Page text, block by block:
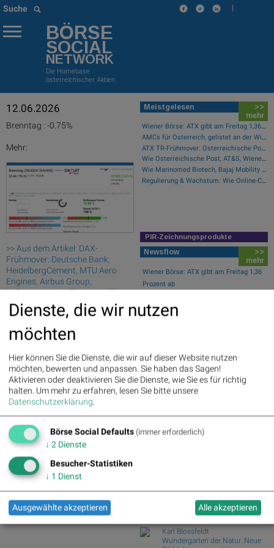
Suche |
BÖRSE
SOCIAL
NETWORK
Die Homebase
österreichischer Aktien
12.06.2026
Brenntag : -0.75%
Mehr:
>> Aus dem Artikel: DAX-
Frühmover: Deutsche Bank,
HeidelbergCement, MTU Aero
Engines, Airbus Group,
Volkswagen Vz., Rheinmetall,
Brenntag, Scout24, BASF und
Deutsche Boerse
Palfinger : 1.32%
CA Immo : 0.21%» Details
Uniqa : 0.05%» Details
DO&CO : 0.00%» Details
Erste Group : -1.19%» Details
Bawag : -1.34%» Details
AT&S : -2.23%
Österreichische Post : -4.48%»
Details
Meistgelesen
>>
mehr
Wiener Börse: ATX gibt am Freitag 1,36 Prozent ab
AMCs für Österreich, gelistet an der Wiener Börse
ATX TR-Frühmover: Österreichische Post, AT&S, Strabag, Bawag, Palfinger, Erste Group, voestalpine, CA Immo, Uniqa und DO&CO
Wie Österreichische Post, AT&S, Wienerberger, Palfinger, Porr und Bawag für Gesprächsstoff im ATX sorgten
Wie Marinomed Biotech, Bajaj Mobility AG, Wolftank-Adisa, Athos Immobilien, Rosenbauer und Telekom Austria für Gesprächsstoff in Österreich sorgten
Regulierung & Wachstum: Wie Online-Casinos wie Golisimo Casino wirtschaftlich skalieren
PIR-Zeichnungsprodukte
Newsflow
>>
mehr
Wiener Börse: ATX gibt am Freitag 1,36
Prozent ab
Marinomed steigt 8...
Wienerberger, Pal...
Wiener Börse Party #1216: ATX
schwächer, Bajaj Mo...
Österreich-Depots: Weekend-Bilanz
Börse Social Club Board
Karl Blossfeldt
Wundergarten der Natur. Neue
Dienste, die wir nutzen
möchten
Hier können Sie die Dienste, die wir auf dieser Website nutzen
möchten, bewerten und anpassen. Sie haben das Sagen!
Aktivieren oder deaktivieren Sie die Dienste, wie Sie es für richtig
halten. Um mehr zu erfahren, lesen Sie bitte unsere
Datenschutzerklärung.
Börse Social Defaults (immer erforderlich)
↓ 2 Dienste
Besucher-Statistiken
↓ 1 Dienst
Ausgewählte akzeptieren Alle akzeptieren